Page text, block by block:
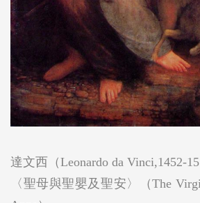
達文西（Leonardo da Vinci,1452-
〈聖母與聖嬰及聖安〉（The